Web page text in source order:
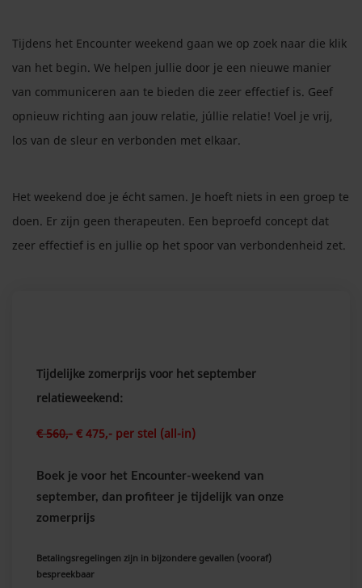
Tijdens het Encounter weekend gaan we op zoek naar die klik
van het begin. We helpen jullie door je een nieuwe manier
van communiceren aan te bieden die zeer effectief is. Geef
opnieuw richting aan jouw relatie, júllie relatie! Voel je vrij,
los van de sleur en verbonden met elkaar.
Het weekend doe je écht samen. Je hoeft niets in een groep te
doen. Er zijn geen therapeuten. Een beproefd concept dat
zeer effectief is en jullie op het spoor van verbondenheid zet.
Tijdelijke zomerprijs voor het september
relatieweekend:
€ 560,- € 475,- per stel (all-in)
Boek je voor het Encounter-weekend van
september, dan profiteer je tijdelijk van onze
zomerprijs
Betalingsregelingen zijn in bijzondere gevallen (vooraf)
bespreekbaar